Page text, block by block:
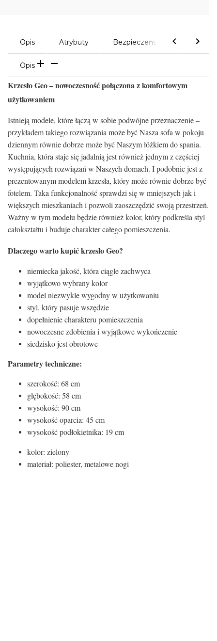
Opis Atrybuty Bezpieczeństwo
Opis
Krzesło Geo – nowoczesność połączona z komfortowym
użytkowaniem
Istnieją modele, które łączą w sobie podwójne przeznaczenie –
przykładem takiego rozwiązania może być Nasza sofa w pokoju
dziennym równie dobrze może być Naszym łóżkiem do spania.
Kuchnia, która staje się jadalnią jest również jednym z częściej
występujących rozwiązań w Naszych domach. I podobnie jest z
prezentowanym modelem krzesła, który może równie dobrze być
fotelem. Taka funkcjonalność sprawdzi się w mniejszych jak i
większych mieszkaniach i pozwoli zaoszczędzić swoją przestrzeń.
Ważny w tym modelu będzie również kolor, który podkreśla styl
całokształtu i buduje charakter całego pomieszczenia.
Dlaczego warto kupić krzesło Geo?
niemiecka jakość, która ciągle zachwyca
wyjątkowo wybrany kolor
model niezwykle wygodny w użytkowaniu
styl, który pasuje wszędzie
dopełnienie charakteru pomieszczenia
nowoczesne zdobienia i wyjątkowe wykończenie
siedzisko jest obrotowe
Parametry techniczne:
szerokość: 68 cm
głębokość: 58 cm
wysokość: 90 cm
wysokość oparcia: 45 cm
wysokość podłokietnika: 19 cm
kolor: zielony
materiał: poliester, metalowe nogi